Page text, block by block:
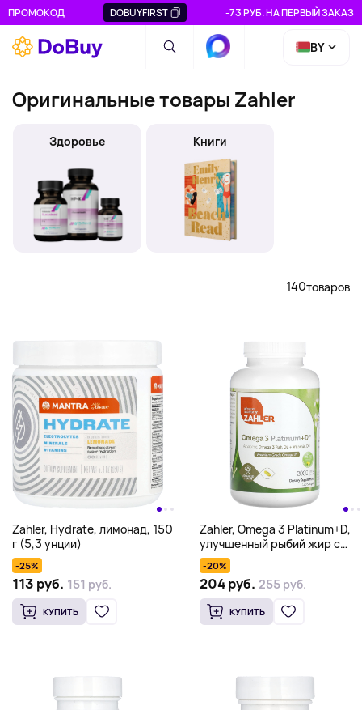
ПРОМОКОД DOBUYFIRST -73 РУБ. НА ПЕРВЫЙ ЗАКАЗ
BY
Оригинальные товары Zahler
Здоровье Книги
140товаров
Zahler, Hydrate, лимонад, 150
г (5,3 унции)
-25%
113 руб. 151 руб.
КУПИТЬ
Zahler, Omega 3 Platinum+D,
улучшенный рыбий жир с
омега-3 и витамином D3,
2000 мг, 180 мягких
таблеток (1000 мг на
капсулу)
-20%
204 руб. 255 руб.
КУПИТЬ